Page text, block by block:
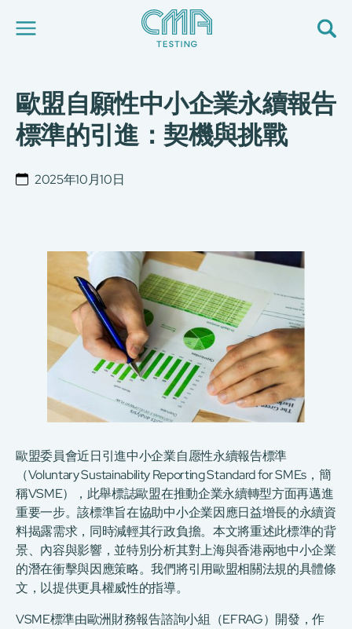
關於我們
我們的服務
最新消息
環球支援
工廠服務預約
EN
日
繁
歐盟自願性中小企業永續報告
標準的引進：契機與挑戰
2025年10月10日
歐盟委員會近日引進中小企業自愿性永續報告標準
（Voluntary Sustainability Reporting Standard for SMEs，簡
稱VSME），此舉標誌歐盟在推動企業永續轉型方面再邁進
重要一步。該標準旨在協助中小企業因應日益增長的永續資
料揭露需求，同時減輕其行政負擔。本文將重述此標準的背
景、內容與影響，並特別分析其對上海與香港兩地中小企業
的潛在衝擊與因應策略。我們將引用歐盟相關法規的具體條
文，以提供更具權威性的指導。
VSME標準由歐洲財務報告諮詢小組（EFRAG）開發，作